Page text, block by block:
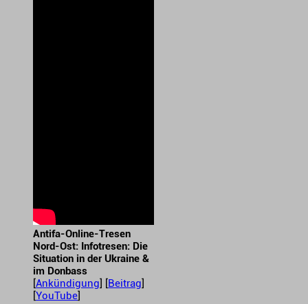
Antifa-Online-Tresen
Nord-Ost: Infotresen: Die
Situation in der Ukraine &
im Donbass
[Ankündigung] [Beitrag]
[YouTube]